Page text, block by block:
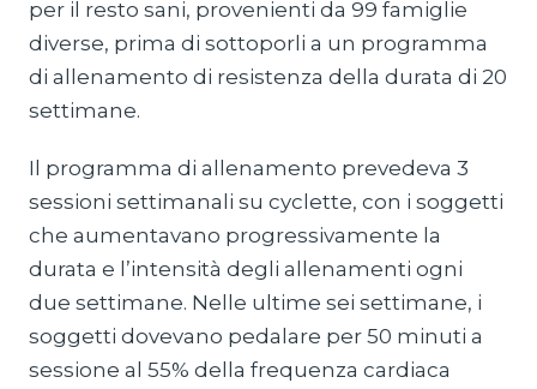
per il resto sani, provenienti da 99 famiglie
diverse, prima di sottoporli a un programma
di allenamento di resistenza della durata di 20
settimane.
Il programma di allenamento prevedeva 3
sessioni settimanali su cyclette, con i soggetti
che aumentavano progressivamente la
durata e l’intensità degli allenamenti ogni
due settimane. Nelle ultime sei settimane, i
soggetti dovevano pedalare per 50 minuti a
sessione al 55% della frequenza cardiaca